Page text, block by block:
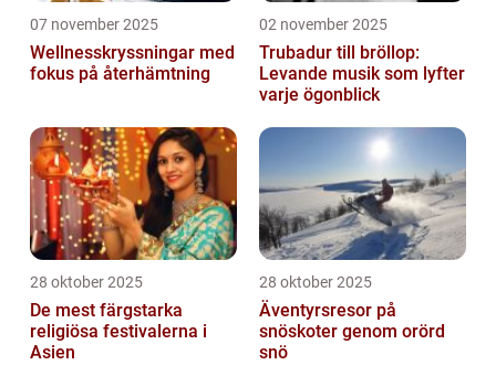
07 november 2025
Wellnesskryssningar med
fokus på återhämtning
02 november 2025
Trubadur till bröllop:
Levande musik som lyfter
varje ögonblick
28 oktober 2025
De mest färgstarka
religiösa festivalerna i
Asien
28 oktober 2025
Äventyrsresor på
snöskoter genom orörd
snö